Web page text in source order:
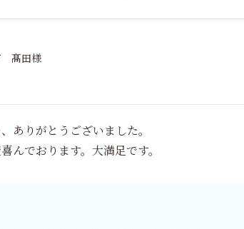
髙田様
ありがとうございました。
んでおります。大満足です。